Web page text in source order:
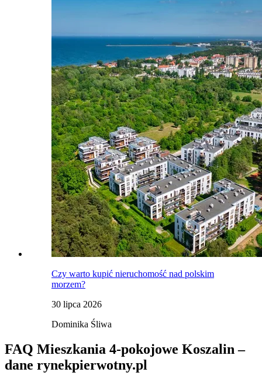
Czy warto kupić nieruchomość nad polskim
morzem?
30 lipca 2026
Dominika Śliwa
FAQ Mieszkania 4-pokojowe Koszalin –
dane rynekpierwotny.pl